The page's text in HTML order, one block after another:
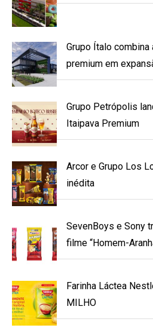
Grupo Ítalo
premium em
Grupo Petrópolis
Itaipava Premium
Arcor e Grupo Los
inédita
SevenBoys e Sony
filme “Homem-
Farinha Láctea
MILHO